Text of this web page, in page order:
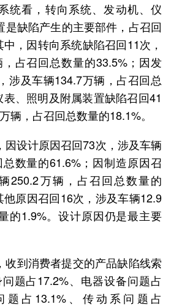
统看，转向系统、发动机、仪
是缺陷产生的主要部件，占召回
，因转向系统缺陷召回11次，
占召回总数量的33.5%；因发
涉及车辆134.7万辆，占召回总
、照明及附属装置缺陷召回41
辆，占召回总数量的18.1%。
因设计原因召回73次，涉及车辆
数量的61.6%；因制造原因召
250.2万辆，占召回总数量的
原因召回16次，涉及车辆12.9
的1.9%。设计原因仍是最主要
收到消费者提交的产品缺陷线索
题占17.2%、电器设备问题占
题占13.1%、传动系问题占